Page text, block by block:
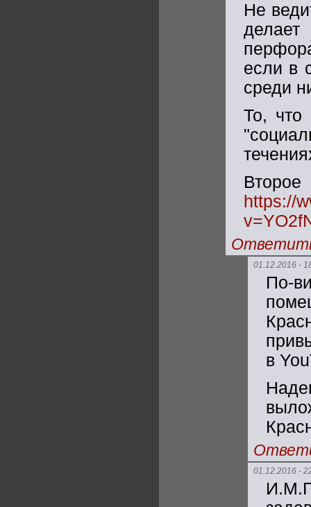
Не
если в
среди
То, что
https://
01.12.2016 -
По-
в
01.12.2016 -